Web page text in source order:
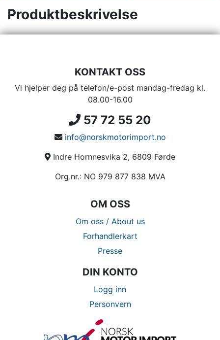
Produktbeskrivelse
KONTAKT OSS
Vi hjelper deg på telefon/e-post mandag-fredag kl.
08.00-16.00
57 72 55 20
info@norskmotorimport.no
Indre Hornnesvika 2, 6809 Førde
Org.nr.: NO 979 877 838 MVA
OM OSS
Om oss / About us
Forhandlerkart
Presse
DIN KONTO
Logg inn
Personvern